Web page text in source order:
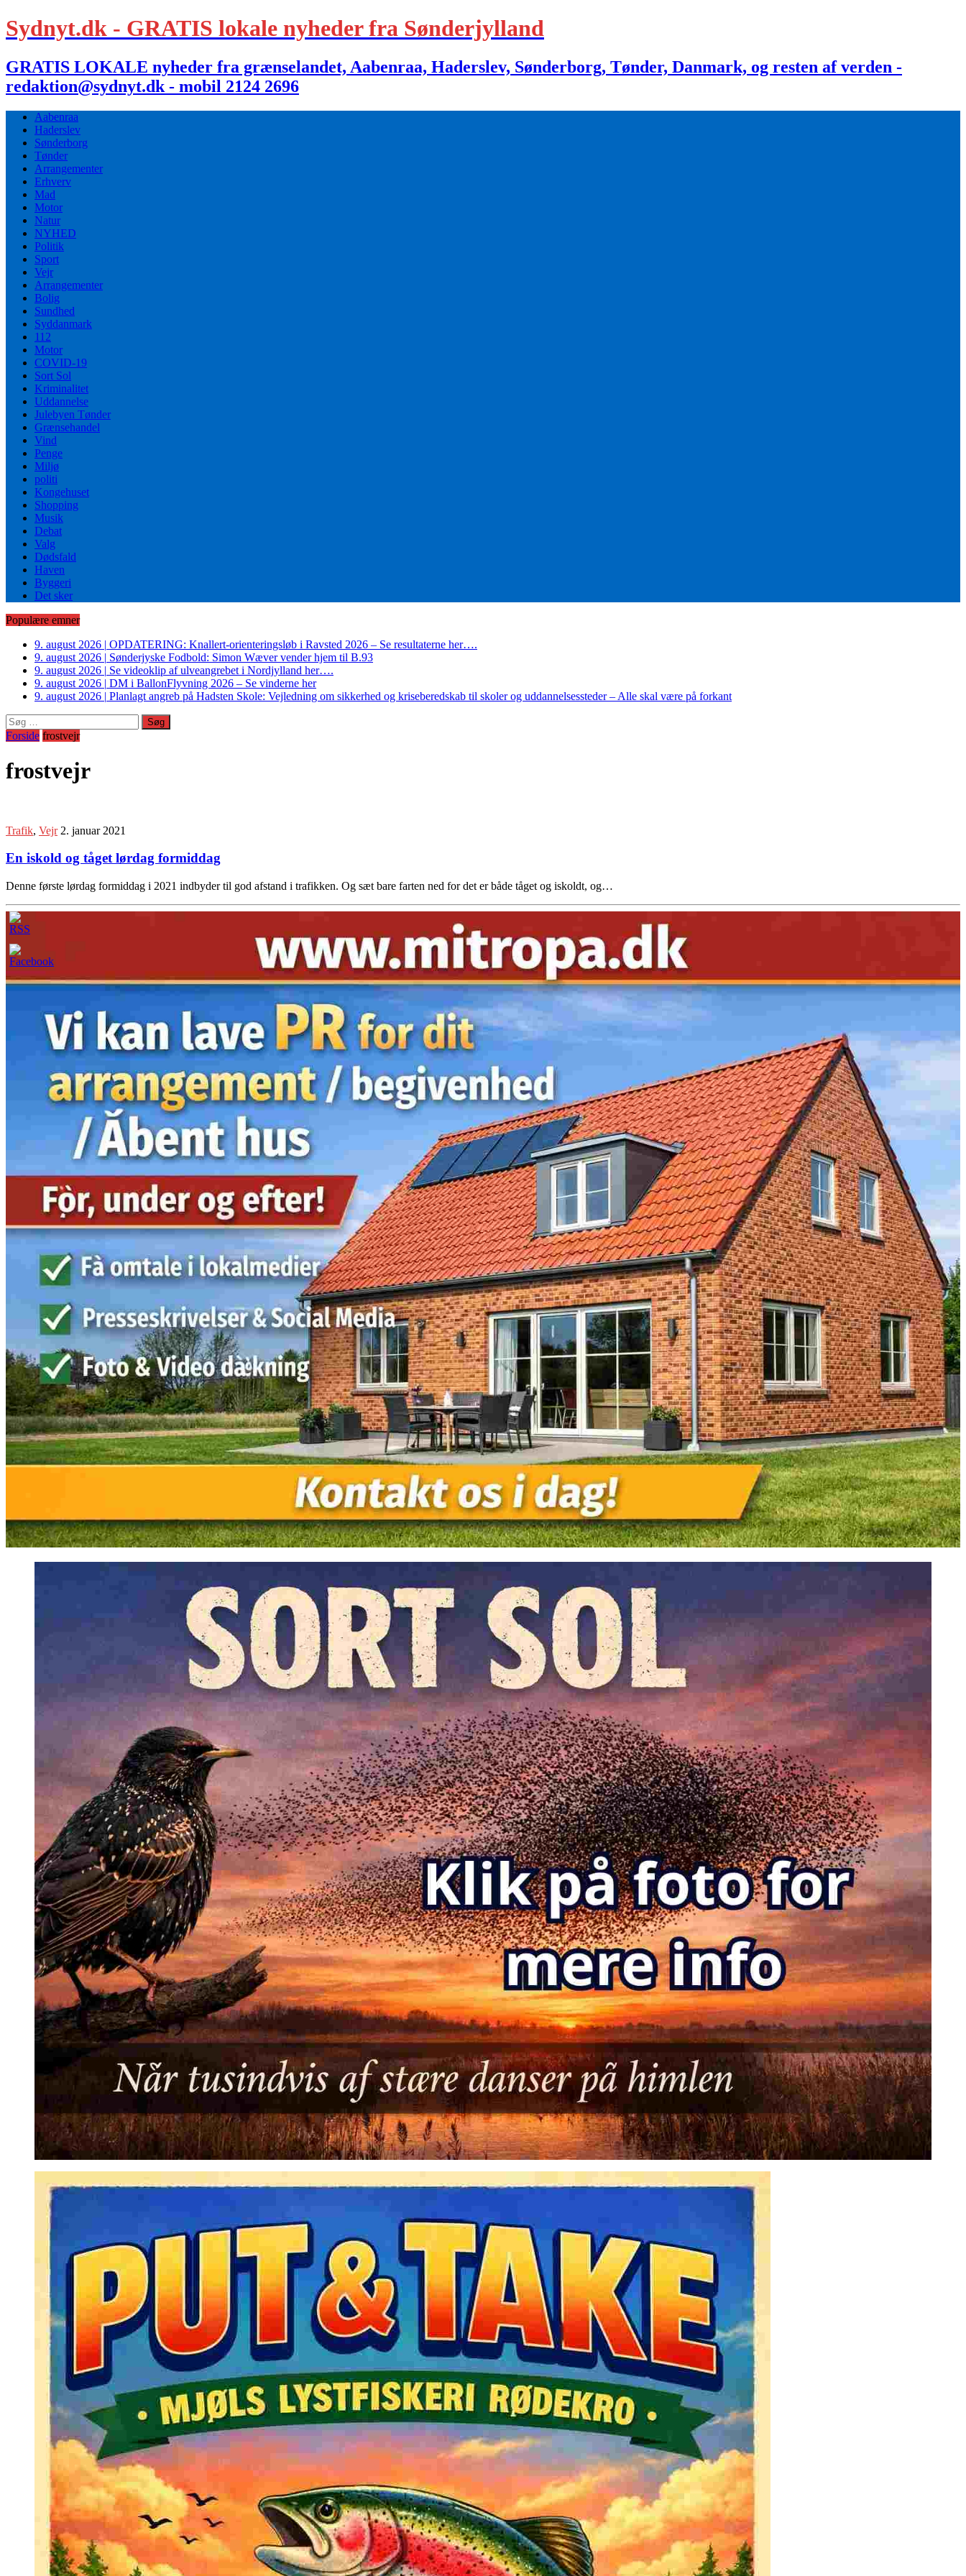
Sydnyt.dk - GRATIS lokale nyheder fra Sønderjylland
GRATIS LOKALE nyheder fra grænselandet, Aabenraa, Haderslev, Sønderborg, Tønder, Danmark, og resten af verden -
redaktion@sydnyt.dk - mobil 2124 2696
Aabenraa
Haderslev
Sønderborg
Tønder
Arrangementer
Erhverv
Mad
Motor
Natur
NYHED
Politik
Sport
Vejr
Arrangementer
Bolig
Sundhed
Syddanmark
112
Motor
COVID-19
Sort Sol
Kriminalitet
Uddannelse
Julebyen Tønder
Grænsehandel
Vind
Penge
Miljø
politi
Kongehuset
Shopping
Musik
Debat
Valg
Dødsfald
Haven
Byggeri
Det sker
Populære emner
9. august 2026 | OPDATERING: Knallert-orienteringsløb i Ravsted 2026 – Se resultaterne her….
9. august 2026 | Sønderjyske Fodbold: Simon Wæver vender hjem til B.93
9. august 2026 | Se videoklip af ulveangrebet i Nordjylland her….
9. august 2026 | DM i BallonFlyvning 2026 – Se vinderne her
9. august 2026 | Planlagt angreb på Hadsten Skole: Vejledning om sikkerhed og kriseberedskab til skoler og uddannelsessteder – Alle skal være på forkant
Søg
efter:
Forside frostvejr
frostvejr
Trafik, Vejr 2. januar 2021
En iskold og tåget lørdag formiddag
Denne første lørdag formiddag i 2021 indbyder til god afstand i trafikken. Og sæt bare farten ned for det er både tåget og iskoldt, og…